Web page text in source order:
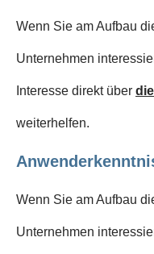
Wenn Sie am Aufbau
Unternehmen
Interesse direkt über
weiterhelfen.
Wenn Sie am Aufbau
Unternehmen